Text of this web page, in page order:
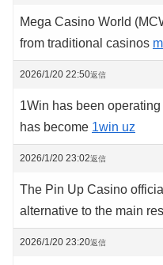
Mega Casino World
from traditional casinos
2026/1/20 22:50返信
1Win has been
has become 1win uz
2026/1/20 23:02返信
The Pin Up Casino
alternative to the main
2026/1/20 23:20返信